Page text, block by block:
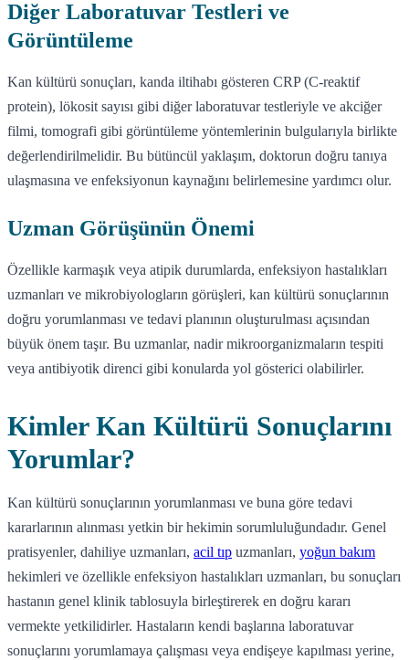
Diğer Laboratuvar Testleri ve
Görüntüleme
Kan kültürü sonuçları, kanda iltihabı gösteren CRP (C-reaktif
protein), lökosit sayısı gibi diğer laboratuvar testleriyle ve akciğer
filmi, tomografi gibi görüntüleme yöntemlerinin bulgularıyla birlikte
değerlendirilmelidir. Bu bütüncül yaklaşım, doktorun doğru tanıya
ulaşmasına ve enfeksiyonun kaynağını belirlemesine yardımcı olur.
Uzman Görüşünün Önemi
Özellikle karmaşık veya atipik durumlarda, enfeksiyon hastalıkları
uzmanları ve mikrobiyologların görüşleri, kan kültürü sonuçlarının
doğru yorumlanması ve tedavi planının oluşturulması açısından
büyük önem taşır. Bu uzmanlar, nadir mikroorganizmaların tespiti
veya antibiyotik direnci gibi konularda yol gösterici olabilirler.
Kimler Kan Kültürü Sonuçlarını
Yorumlar?
Kan kültürü sonuçlarının yorumlanması ve buna göre tedavi
kararlarının alınması yetkin bir hekimin sorumluluğundadır. Genel
pratisyenler, dahiliye uzmanları, acil tıp uzmanları, yoğun bakım
hekimleri ve özellikle enfeksiyon hastalıkları uzmanları, bu sonuçları
hastanın genel klinik tablosuyla birleştirerek en doğru kararı
vermekte yetkilidirler. Hastaların kendi başlarına laboratuvar
sonuçlarını yorumlamaya çalışması veya endişeye kapılması yerine,